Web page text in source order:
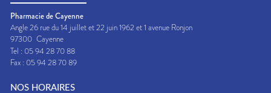
Pharmacie de Cayenne
Angle 26 rue du 14 juillet et 22 juin 1962 et 1 avenue Ronjon
97300 Cayenne
Tel : 05 94 28 70 88
Fax : 05 94 28 70 89
NOS HORAIRES